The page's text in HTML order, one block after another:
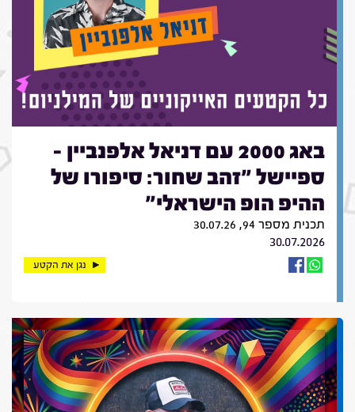
באג 2000 עם דניאל אלפנביין -
ספיישל "זהב שחור: סיפורו של
ההיפ הופ הישראלי"
תכנית מספר 94, 30.07.26
30.07.2026
נגן את הקטע